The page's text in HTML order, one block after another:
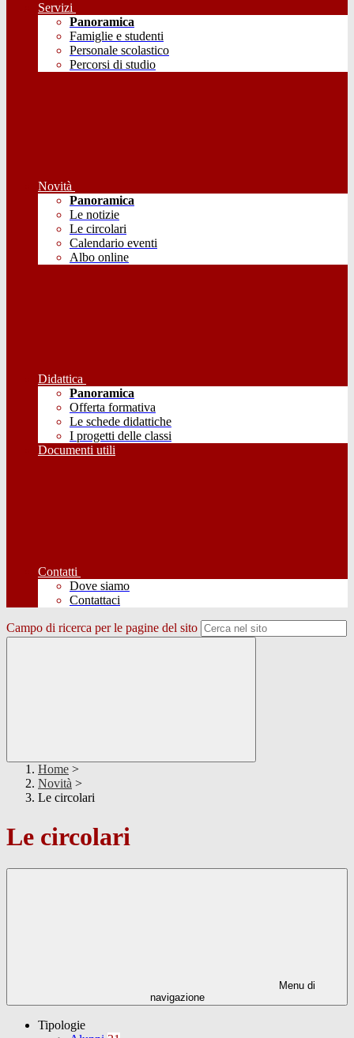
Servizi
Panoramica
Famiglie e studenti
Personale scolastico
Percorsi di studio
Novità
Panoramica
Le notizie
Le circolari
Calendario eventi
Albo online
Didattica
Panoramica
Offerta formativa
Le schede didattiche
I progetti delle classi
Documenti utili
Contatti
Dove siamo
Contattaci
Campo di ricerca per le pagine del sito
Home >
Novità >
Le circolari
Le circolari
Menu di
navigazione
Tipologie